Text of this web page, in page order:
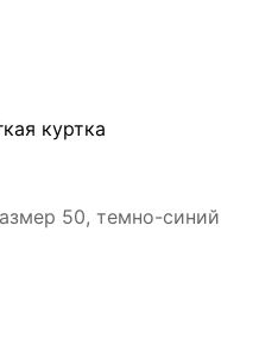
куртка
50, темно-синий